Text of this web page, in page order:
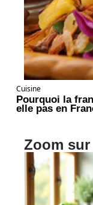
Cuisine
Pourquoi la
elle pas en
Zoom sur